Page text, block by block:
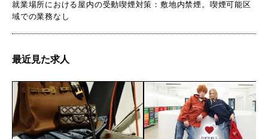
就業場所における屋内の受動喫煙対策：敷地内禁煙。喫煙可能区
域での業務なし
最近見た求人